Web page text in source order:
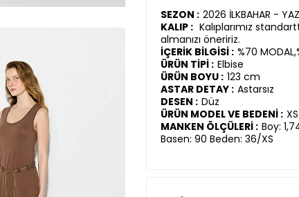
SEZON : 2026 İLKBAHAR -
KALIP : Kalıplarımız
almanızı öneririz.
İÇERİK BİLGİSİ : %70
ÜRÜN TİPİ : Elbise
ÜRÜN BOYU : 123 cm
ASTAR DETAY : Astarsız
DESEN : Düz
ÜRÜN MODEL VE BEDENİ :
MANKEN ÖLÇÜLERİ : Boy:
Basen: 90 Beden: 36/XS